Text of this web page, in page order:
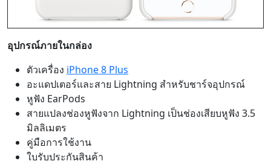
อุปกรณ์ภายในกล่อง
ตัวเครื่อง iPhone 8 Plus
อะแดปเตอร์และสาย Lightning สำหรับชาร์จอุปกรณ์
หูฟัง EarPods
สายแปลงช่องหูฟังจาก Lightning เป็นช่องเสียบหูฟัง 3.5
มิลลิเมตร
คู่มือการใช้งาน
ใบรับประกันสินค้า